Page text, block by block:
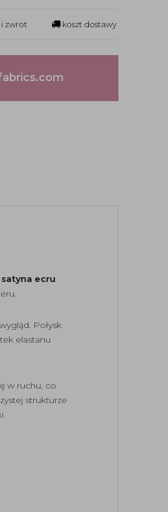
zwrot koszt dostawy
satyna ecru
Połysk
elastanu
w ruchu, co
strukturze